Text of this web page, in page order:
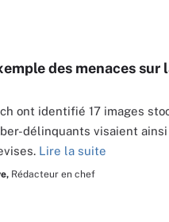
des menaces sur
ont identifié 17 images
délinquants visaient
Lire la suite
Rédacteur en chef